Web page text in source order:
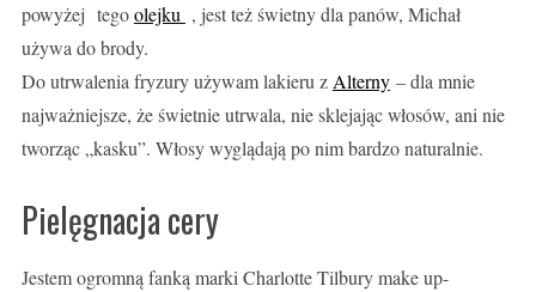
powyżej tegoolejku , jest też świetny dla panów, Michał
używa do brody.
Do utrwalenia fryzury używam lakieru zAlterny– dla mnie
najważniejsze, że świetnie utrwala, nie sklejając włosów, ani nie
tworząc „kasku”. Włosy wyglądają po nim bardzo naturalnie.
Pielęgnacja cery
Jestem ogromną fanką marki Charlotte Tilbury make up-